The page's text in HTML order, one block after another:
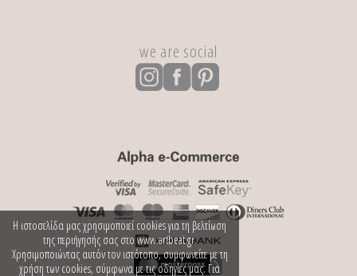
we are social
Η ιστοσελίδα μας χρησιμοποιεί cookies για τη βελτίωση
της περιήγησής σας στο www.artbeat.gr.
Χρησιμοποιώντας αυτόν τον ιστότοπο, συμφωνείτε με τη
χρήση των cookies, σύμφωνα με τις οδηγίες μας. Για